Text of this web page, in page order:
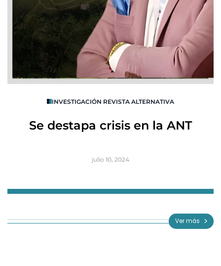
INVESTIGACIÓN REVISTA ALTERNATIVA
Se destapa crisis en la ANT
julio 10, 2024
3
Ver más